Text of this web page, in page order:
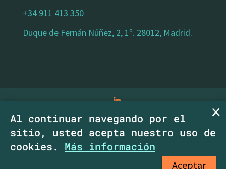
+34 911 413 350
Duque de Fernán Núñez, 2, 1º. 28012, Madrid.
aviso legal|política de privacidad |política
de cookies|declaracion de accesibilidad
Copyright CambiaMO SCM.
Al continuar navegando por el
sitio, usted acepta nuestro uso de
cookies. Más información
Aceptar